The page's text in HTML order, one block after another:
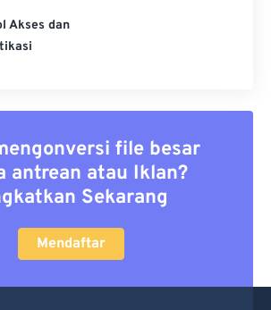
Akses dan
file besar
antrean atau Iklan?
Sekarang
Mendaftar